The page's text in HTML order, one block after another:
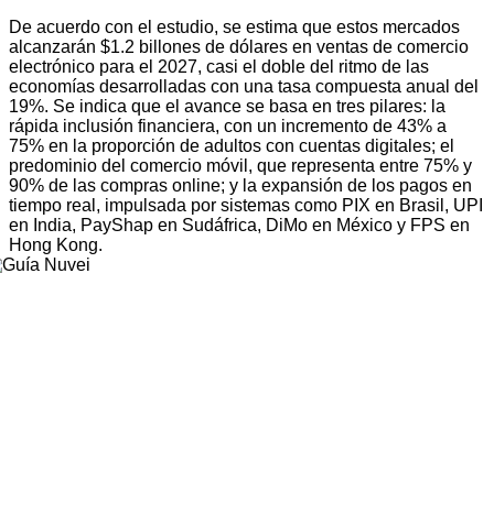
De acuerdo con el estudio, se estima que estos mercados
alcanzarán $1.2 billones de dólares en ventas de comercio
electrónico para el 2027, casi el doble del ritmo de las
economías desarrolladas con una tasa compuesta anual del
19%. Se indica que el avance se basa en tres pilares: la
rápida inclusión financiera, con un incremento de 43% a
75% en la proporción de adultos con cuentas digitales; el
predominio del comercio móvil, que representa entre 75% y
90% de las compras online; y la expansión de los pagos en
tiempo real, impulsada por sistemas como PIX en Brasil, UPI
en India, PayShap en Sudáfrica, DiMo en México y FPS en
Hong Kong.